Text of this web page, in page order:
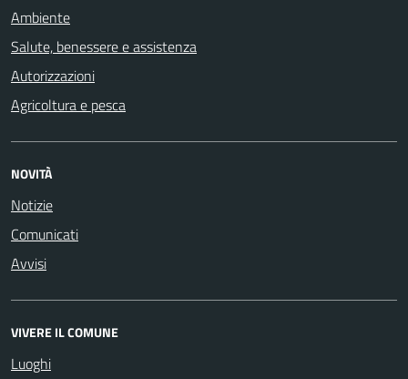
Ambiente
Salute, benessere e assistenza
Autorizzazioni
Agricoltura e pesca
NOVITÀ
Notizie
Comunicati
Avvisi
VIVERE IL COMUNE
Luoghi